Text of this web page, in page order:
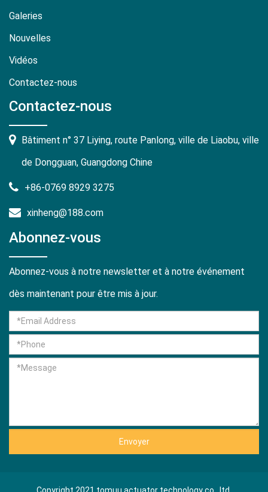
Galeries
Nouvelles
Vidéos
Contactez-nous
Contactez-nous
Bâtiment n° 37 Liying, route Panlong, ville de Liaobu, ville
de Dongguan, Guangdong Chine
+86-0769 8929 3275
xinheng@188.com
Abonnez-vous
Abonnez-vous à notre newsletter et à notre événement
dès maintenant pour être mis à jour.
Envoyer
Copyright 2021 tomuu actuator technology co., ltd.